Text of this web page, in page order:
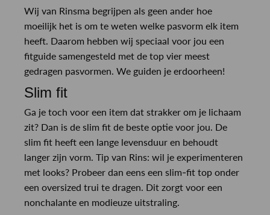
Wij van Rinsma begrijpen als geen ander hoe
moeilijk het is om te weten welke pasvorm elk item
heeft. Daarom hebben wij speciaal voor jou een
fitguide samengesteld met de top vier meest
gedragen pasvormen. We guiden je erdoorheen!
Slim fit
Ga je toch voor een item dat strakker om je lichaam
zit? Dan is de slim fit de beste optie voor jou. De
slim fit heeft een lange levensduur en behoudt
langer zijn vorm. Tip van Rins: wil je experimenteren
met looks? Probeer dan eens een slim-fit top onder
een oversized trui te dragen. Dit zorgt voor een
nonchalante en modieuze uitstraling.